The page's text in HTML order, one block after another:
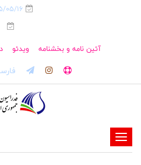
05/16
آئین نامه و بخشنامه ویدئو
-
-